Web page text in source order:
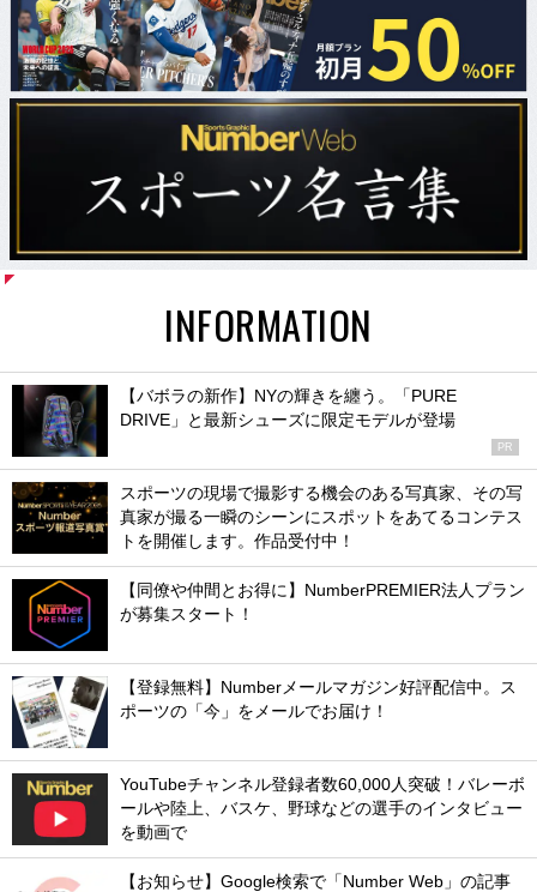
INFORMATION
【バボラの新作】NYの輝きを纏う。「PURE
DRIVE」と最新シューズに限定モデルが登場
PR
スポーツの現場で撮影する機会のある写真家、その写
真家が撮る一瞬のシーンにスポットをあてるコンテス
トを開催します。作品受付中！
【同僚や仲間とお得に】NumberPREMIER法人プラン
が募集スタート！
【登録無料】Numberメールマガジン好評配信中。ス
ポーツの「今」をメールでお届け！
YouTubeチャンネル登録者数60,000人突破！バレーボ
ールや陸上、バスケ、野球などの選手のインタビュー
を動画で
【お知らせ】Google検索で「Number Web」の記事